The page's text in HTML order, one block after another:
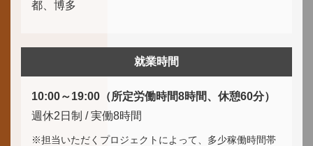
都、博多
就業時間
10:00～19:00（所定労働時間8時間、休憩60分）
週休2日制 / 実働8時間
※担当いただくプロジェクトによって、多少稼働時間帯